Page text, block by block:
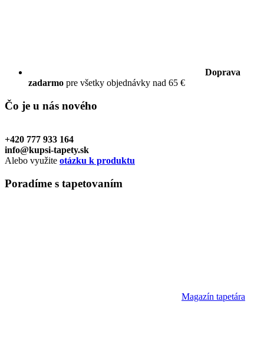
Doprava
zadarmo pre všetky objednávky nad 65 €
Čo je u nás nového
+420 777 933 164
info@kupsi-tapety.sk
Alebo využite otázku k produktu
Poradíme s tapetovaním
Magazín tapetára